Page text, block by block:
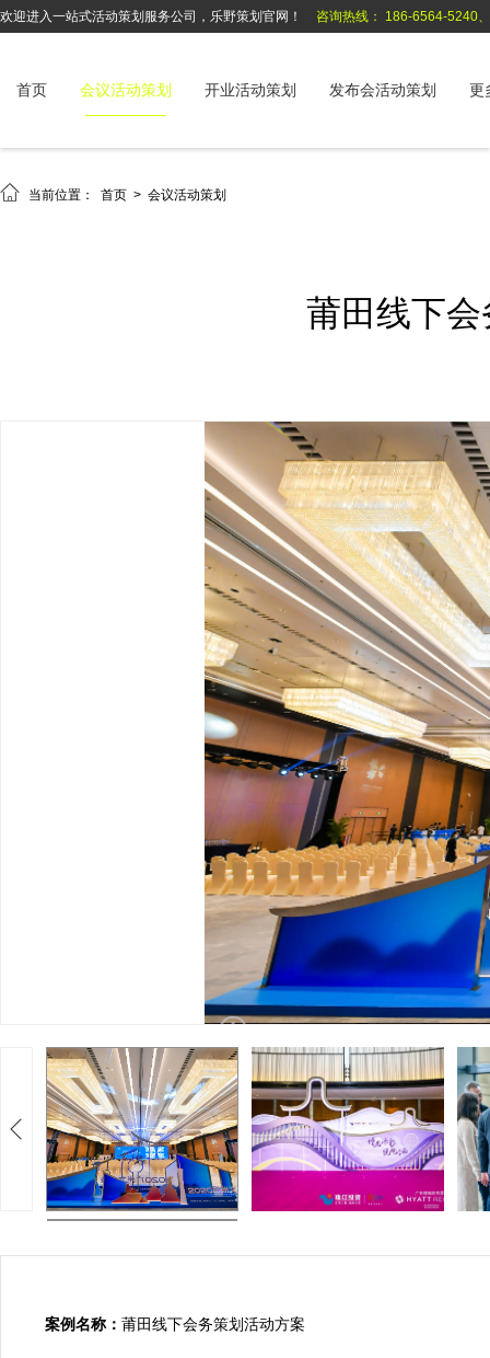
欢迎进入一站式活动策划服务公司，乐野策划官网！ 咨询热线： 186-6564-5240
首页 会议活动策划 开业活动策划 发布会活动策划 更
 当前位置： 首页 > 会议活动策划
莆田线下
案例名称： 莆田线下会务策划活动方案